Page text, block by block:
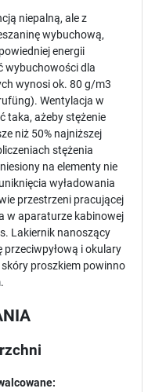
niepalną, ale z
wybuchową,
energii
wybuchowości dla
wynosi ok. 80 g/m3
Wentylacja w
taka, ażeby stężenie
niż 50% najniższej
stężenia
na elementy nie
wyładowania
przestrzeni pracującej
w aparaturze kabinowej
Lakiernik nanoszący
przeciwpyłową i okulary
proszkiem powinno